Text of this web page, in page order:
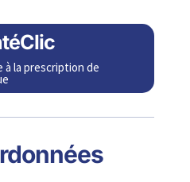
à la prescription de